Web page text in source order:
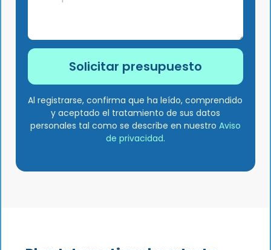
Al registrarse, confirma que ha leído, comprendido
y aceptado el tratamiento de sus datos
personales tal como se describe en nuestro Aviso
de privacidad.